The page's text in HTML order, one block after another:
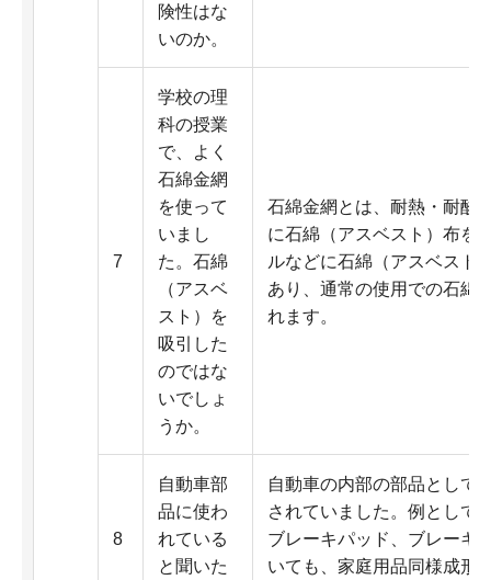
険性はな
いのか。
7
学校の理
科の授業
で、よく
石綿金網
を使って
いまし
た。石綿
（アスベ
スト）を
吸引した
のではな
いでしょ
うか。
石綿金網とは、耐熱・耐酸
に石綿（アスベスト）布を
ルなどに石綿（アスベスト
あり、通常の使用での石綿
れます。
8
自動車部
品に使わ
れている
と聞いた
自動車の内部の部品として
されていました。例として
ブレーキパッド、ブレーキ
いても、家庭用品同様成形